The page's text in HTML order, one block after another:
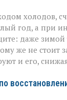
холодов,
год, а при
даже
же не стоит
и его,